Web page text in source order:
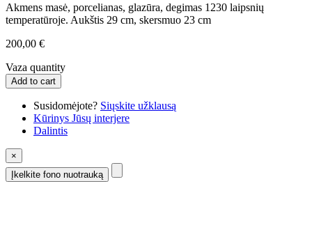
Akmens masė, porcelianas, glazūra, degimas 1230 laipsnių
temperatūroje. Aukštis 29 cm, skersmuo 23 cm
200,00 €
Vaza quantity
Add to cart
Susidomėjote? Siųskite užklausą
Kūrinys Jūsų interjere
Dalintis
×
Įkelkite fono nuotrauką